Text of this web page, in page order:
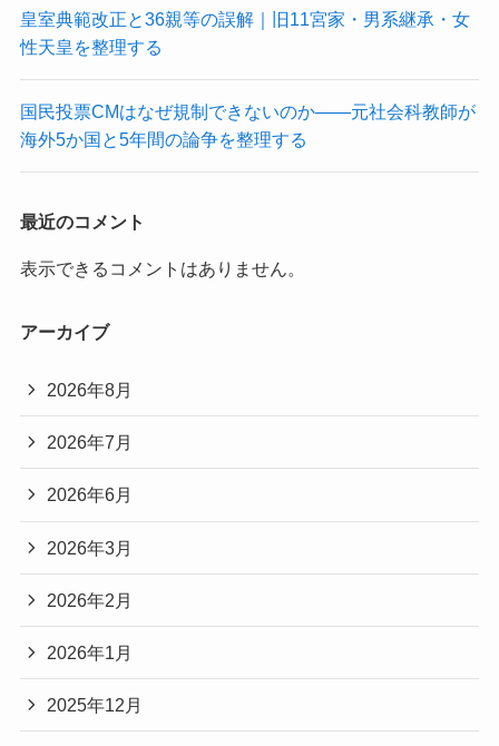
皇室典範改正と36親等の誤解｜旧11宮家・男系継承・女
性天皇を整理する
国民投票CMはなぜ規制できないのか——元社会科教師が
海外5か国と5年間の論争を整理する
最近のコメント
表示できるコメントはありません。
アーカイブ
2026年8月
2026年7月
2026年6月
2026年3月
2026年2月
2026年1月
2025年12月